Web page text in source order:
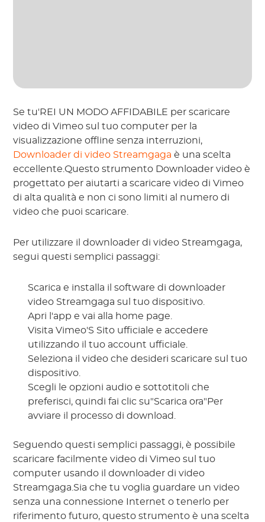
Se tu'REI UN MODO AFFIDABILE per scaricare
video di Vimeo sul tuo computer per la
visualizzazione offline senza interruzioni,
Downloader di video Streamgagaè una scelta
eccellente.Questo strumento Downloader video è
progettato per aiutarti a scaricare video di Vimeo
di alta qualità e non ci sono limiti al numero di
video che puoi scaricare.
Per utilizzare il downloader di video Streamgaga,
segui questi semplici passaggi:
Scarica e installa il software di downloader
video Streamgaga sul tuo dispositivo.
Apri l'app e vai alla home page.
Visita Vimeo'S Sito ufficiale e accedere
utilizzando il tuo account ufficiale.
Seleziona il video che desideri scaricare sul tuo
dispositivo.
Scegli le opzioni audio e sottotitoli che
preferisci, quindi fai clic su"Scarica ora"Per
avviare il processo di download.
Seguendo questi semplici passaggi, è possibile
scaricare facilmente video di Vimeo sul tuo
computer usando il downloader di video
Streamgaga.Sia che tu voglia guardare un video
senza una connessione Internet o tenerlo per
riferimento futuro, questo strumento è una scelta